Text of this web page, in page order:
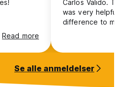
Read more
Carlos Valido.
was very helpful
difference to my
privacy as thoe
Se alle anmeldelser